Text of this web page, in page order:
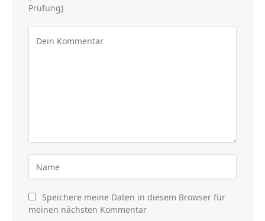
Prüfung)
Speichere meine Daten in diesem Browser für
meinen nächsten Kommentar